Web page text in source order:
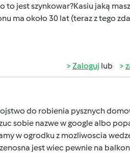
jest szynkowar?Kasiu jaką
ma około 30 lat (teraz z tego
Zaloguj lub
do robienia pysznych
sobie nazwe w google albo
w ogrodku z mozliwoscia
jest wiec pewnie na